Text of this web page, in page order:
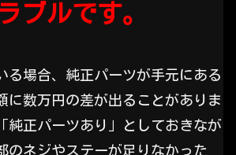
ブルです。
る場合、純正パーツが手元にある
に数万円の差が出ることがありま
純正パーツあり」としておきなが
のネジやステーが足りなかった